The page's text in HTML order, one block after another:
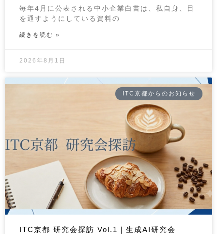
毎年4月に公表される中小企業白書は、私自身、目
を通すようにしている資料の
続きを読む »
2026年8月1日
ITC京都からのお知らせ
ITC京都 研究会探訪 Vol.1｜生成AI研究会